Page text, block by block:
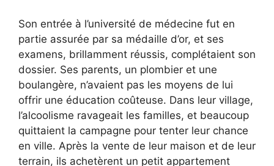
Son entrée à l’université de médecine fut en
partie assurée par sa médaille d’or, et ses
examens, brillamment réussis, complétaient son
dossier. Ses parents, un plombier et une
boulangère, n’avaient pas les moyens de lui
offrir une éducation coûteuse. Dans leur village,
l’alcoolisme ravageait les familles, et beaucoup
quittaient la campagne pour tenter leur chance
en ville. Après la vente de leur maison et de leur
terrain, ils achetèrent un petit appartement